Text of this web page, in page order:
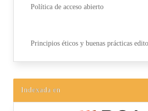
Política de acceso abierto
Principios éticos y buenas prácticas
Indexada en